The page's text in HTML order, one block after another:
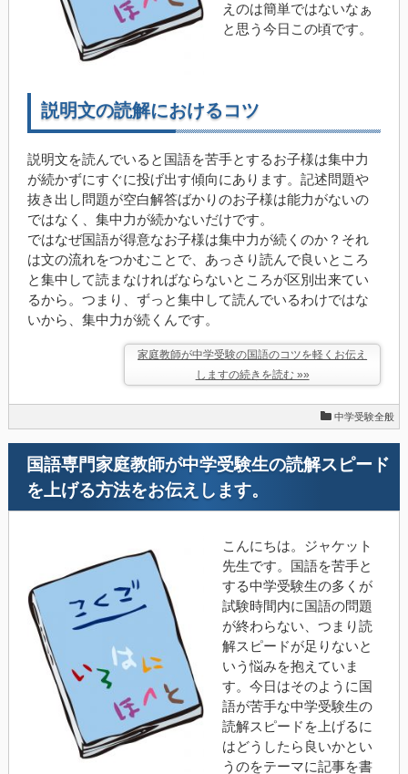
えのは簡単ではないなぁ
と思う今日この頃です。
説明文の読解におけるコツ
説明文を読んでいると国語を苦手とするお子様は集中力
が続かずにすぐに投げ出す傾向にあります。記述問題や
抜き出し問題が空白解答ばかりのお子様は能力がないの
ではなく、集中力が続かないだけです。
ではなぜ国語が得意なお子様は集中力が続くのか？それ
は文の流れをつかむことで、あっさり読んで良いところ
と集中して読まなければならないところが区別出来てい
るから。つまり、ずっと集中して読んでいるわけではな
いから、集中力が続くんです。
家庭教師が中学受験の国語のコツを軽くお伝え
しますの続きを読む »»
中学受験全般
国語専門家庭教師が中学受験生の読解スピード
を上げる方法をお伝えします。
こんにちは。ジャケット
先生です。国語を苦手と
する中学受験生の多くが
試験時間内に国語の問題
が終わらない、つまり読
解スピードが足りないと
いう悩みを抱えていま
す。今日はそのように国
語が苦手な中学受験生の
読解スピードを上げるに
はどうしたら良いかとい
うのをテーマに記事を書